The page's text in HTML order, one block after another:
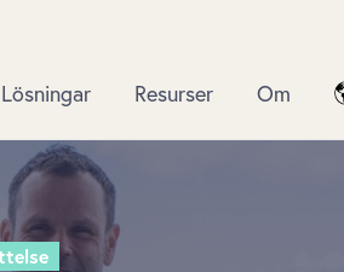
Lösningar Resurser Om